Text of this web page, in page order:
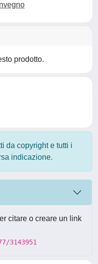
prodotto.
da copyright e tutti i
indicazione.
citare o creare un link
3143951